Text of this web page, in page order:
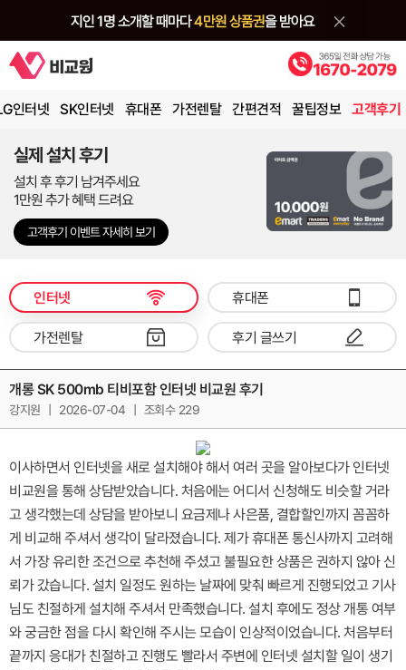
인터넷 SK인터넷 휴대폰 가전렌탈 간편견적 꿀팁정보 고객후기
실제 설치 후기
설치 후 후기 남겨주세요
1만원 추가 혜택 드려요
고객후기 이벤트 자세히 보기
인터넷 휴대폰
가전렌탈 후기 글쓰기
개롱 SK 500mb 티비포함 인터넷 비교원 후기
강지원 2026-07-04 조회수 229
이사하면서 인터넷을 새로 설치해야 해서 여러 곳을 알아보다가 인터넷
비교원을 통해 상담받았습니다. 처음에는 어디서 신청해도 비슷할 거라
고 생각했는데 상담을 받아보니 요금제나 사은품, 결합할인까지 꼼꼼하
게 비교해 주셔서 생각이 달라졌습니다. 제가 휴대폰 통신사까지 고려해
서 가장 유리한 조건으로 추천해 주셨고 불필요한 상품은 권하지 않아 신
뢰가 갔습니다. 설치 일정도 원하는 날짜에 맞춰 빠르게 진행되었고 기사
님도 친절하게 설치해 주셔서 만족했습니다. 설치 후에도 정상 개통 여부
와 궁금한 점을 다시 확인해 주시는 모습이 인상적이었습니다. 처음부터
끝까지 응대가 친절하고 진행도 빨라서 주변에 인터넷 설치할 일이 생기